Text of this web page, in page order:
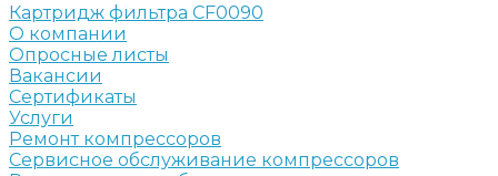
Картридж фильтра CF0090
О компании
Опросные листы
Вакансии
Сертификаты
Услуги
Ремонт компрессоров
Сервисное обслуживание компрессоров